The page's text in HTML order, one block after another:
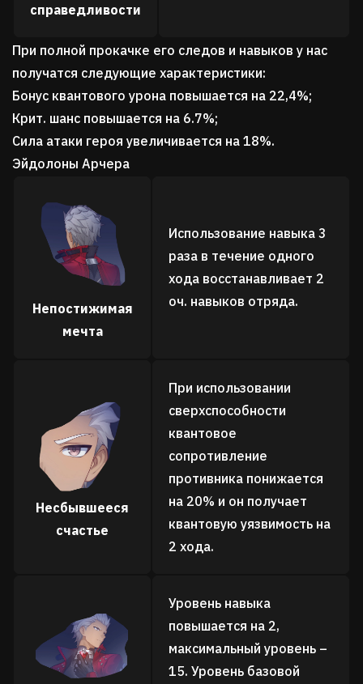
справедливости
При полной прокачке его следов и навыков у нас
получатся следующие характеристики:
Бонус квантового урона повышается на 22,4%;
Крит. шанс повышается на 6.7%;
Сила атаки героя увеличивается на 18%.
Эйдолоны Арчера
Непостижимая
мечта
Использование навыка 3
раза в течение одного
хода восстанавливает 2
оч. навыков отряда.
Несбывшееся
счастье
При использовании
сверхспособности
квантовое
сопротивление
противника понижается
на 20% и он получает
квантовую уязвимость на
2 хода.
Уровень навыка
повышается на 2,
максимальный уровень –
15. Уровень базовой